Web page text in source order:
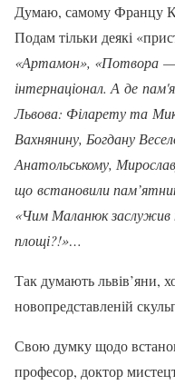
Думаю, самому Францу
Подам тільки деякі
«Артамон», «Потвора
інтернаціонал. А де
Львова: Філарету та
Вахнянину, Богдану
Анатольському,
що встановили
«Чим Маланюк заслужив
площі?!»…
Так думають львів’яни,
новопредставленій
Свою думку щодо
професор, доктор